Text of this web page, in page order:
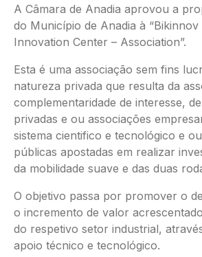
A Câmara de Anadia aprovou a
do Município de Anadia à “Bikinnov
Innovation Center – Association”.
Esta é uma associação sem fins
natureza privada que resulta da
complementaridade de interesse,
privadas e ou associações
sistema cientifico e tecnológico e
públicas apostadas em realizar
da mobilidade suave e das duas
O objetivo passa por promover o
o incremento de valor
do respetivo setor industrial,
apoio técnico e tecnológico.